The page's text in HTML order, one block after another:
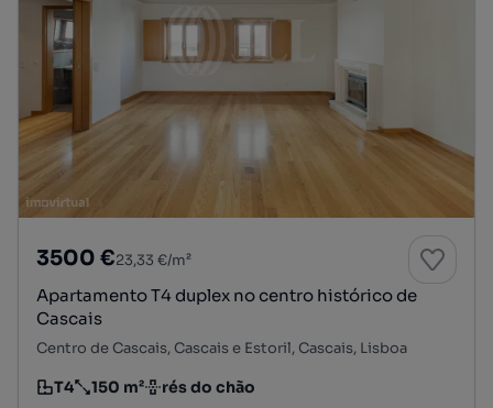
3500 €23,33 €/m²
Apartamento T4 duplex no centro histórico de
Cascais
Centro de Cascais, Cascais e Estoril, Cascais, Lisboa
Tipologia
T4
Preço por metro quadrado
150 m²
Andar rés do chão